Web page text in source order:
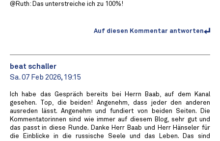
@Ruth: Das unterstreiche ich zu 100%!
Auf diesen Kommentar antworten
beat schaller
Sa. 07 Feb 2026, 19:15
Ich habe das Gespräch bereits bei Herrn Baab, auf dem Kanal
gesehen. Top, die beiden! Angenehm, dass jeder den anderen
ausreden lässt. Angenehm und fundiert von beiden Seiten. Die
Kommentatorinnen sind wie immer auf diesem Blog, sehr gut und
das passt in diese Runde. Danke Herr Baab und Herr Hänseler für
die Einblicke in die russische Seele und das Leben. Das sind